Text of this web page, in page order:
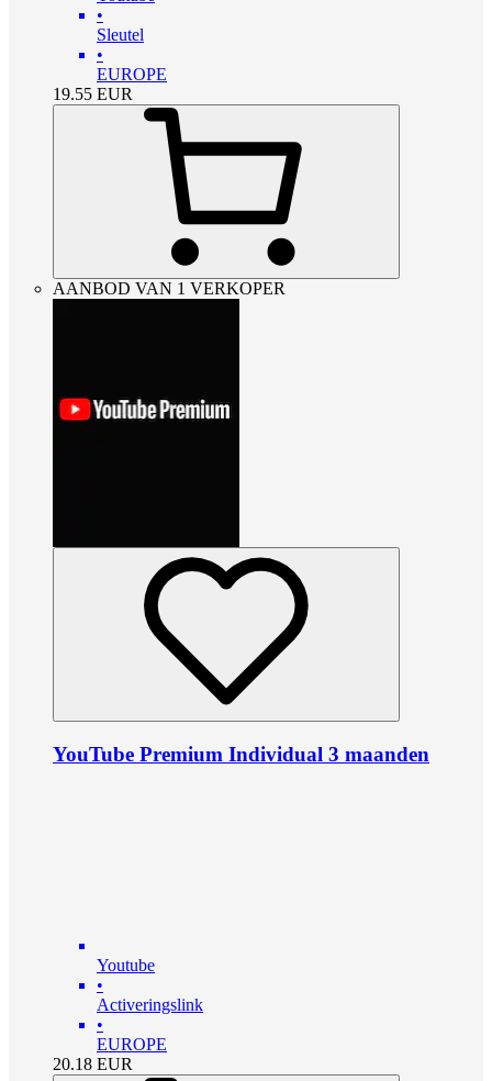
•
Sleutel
•
EUROPE
19.55 EUR
AANBOD VAN 1 VERKOPER
YouTube Premium Individual 3 maanden
Youtube
•
Activeringslink
•
EUROPE
20.18 EUR